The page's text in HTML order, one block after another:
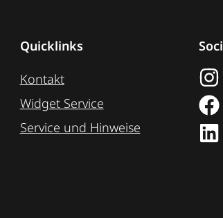
Quicklinks
Kontakt
Widget Service
Service und Hinweise